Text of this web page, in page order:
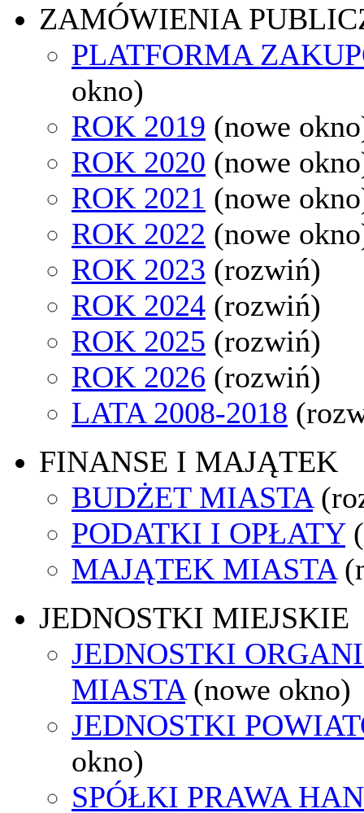
ZAMÓWIENIA
PLATFORMA
okno)
ROK 2019 (nowe
ROK 2020 (nowe
ROK 2021 (nowe
ROK 2022 (nowe
ROK 2023 (rozwiń)
ROK 2024 (rozwiń)
ROK 2025 (rozwiń)
ROK 2026 (rozwiń)
LATA 2008-2018
FINANSE I MAJĄTEK
BUDŻET MIASTA
PODATKI I OPŁATY
MAJĄTEK MIASTA
JEDNOSTKI MIEJSKIE
JEDNOSTKI
MIASTA (nowe okno)
JEDNOSTKI
okno)
SPÓŁKI PRAWA